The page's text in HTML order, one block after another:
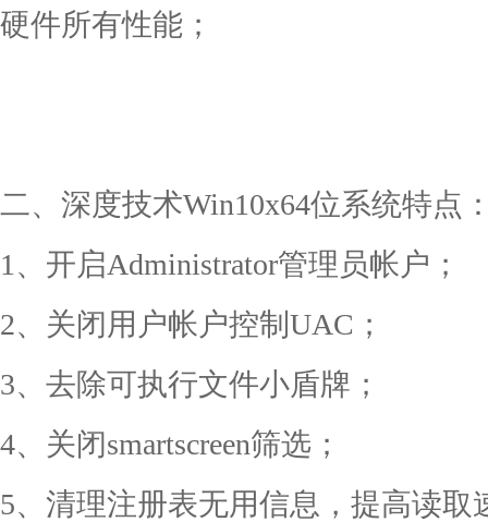
硬件所有性能；
二、深度技术Win10x64位系统特点
1、开启Administrator管理员帐户；
2、关闭用户帐户控制UAC；
3、去除可执行文件小盾牌；
4、关闭smartscreen筛选；
5、清理注册表无用信息，提高读取